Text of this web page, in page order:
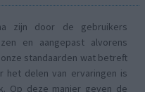
zijn door de gebruikers
en aangepast alvorens
standaarden wat betreft
het delen van ervaringen is
Op deze manier geven de